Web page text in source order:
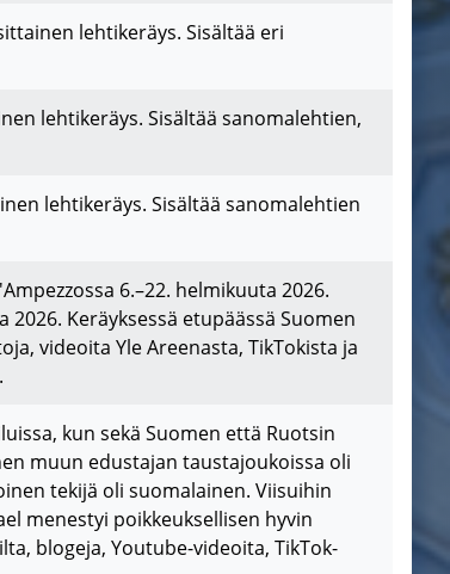
lehtikeräys. Sisältää eri
lehtikeräys. Sisältää sanomalehtien,
lehtikeräys. Sisältää sanomalehtien
6.–22. helmikuuta 2026.
Keräyksessä etupäässä Suomen
videoita Yle Areenasta, TikTokista ja
kun sekä Suomen että Ruotsin
muun edustajan taustajoukoissa oli
tekijä oli suomalainen. Viisuihin
menestyi poikkeuksellisen hyvin
blogeja, Youtube-videoita, TikTok-